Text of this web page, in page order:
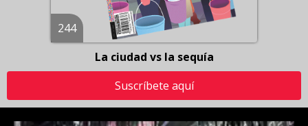
244
La ciudad vs la sequía
Suscríbete aquí